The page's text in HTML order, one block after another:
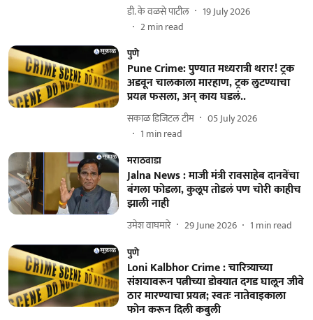
डी. के वळसे पाटील
19 July 2026
2min read
पुणे
Pune Crime: पुण्यात मध्यरात्री थरार! ट्रक
अडवून चालकाला मारहाण, ट्रक लुटण्याचा
प्रयत्न फसला, अन् काय घडलं..
सकाळ डिजिटल टीम
05 July 2026
1 min read
मराठवाडा
Jalna News : माजी मंत्री रावसाहेब दानवेंचा
बंगला फोडला, कुलूप तोडलं पण चोरी काहीच
झाली नाही
उमेश वाघमारे 29 June 2026 1 min read
पुणे
Loni Kalbhor Crime : चारित्र्याच्या
संशयावरून पत्नीच्या डोक्यात दगड घालून जीवे
ठार मारण्याचा प्रयत्न; स्वतः नातेवाइकाला
फोन करून दिली कबुली